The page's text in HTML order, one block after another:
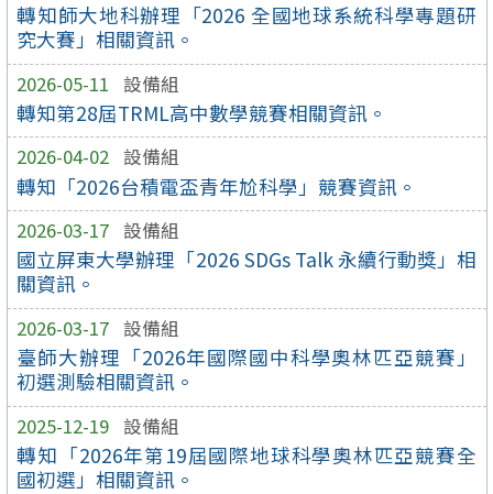
轉知師大地科辦理「2026 全國地球系統科學專題研
究大賽」相關資訊。
2026-05-11 設備組
轉知第28屆TRML高中數學競賽相關資訊。
2026-04-02 設備組
轉知「2026台積電盃青年尬科學」競賽資訊。
2026-03-17 設備組
國立屏東大學辦理「2026 SDGs Talk 永續行動獎」相
關資訊。
2026-03-17 設備組
臺師大辦理「2026年國際國中科學奧林匹亞競賽」
初選測驗相關資訊。
2025-12-19 設備組
轉知「2026年第19屆國際地球科學奧林匹亞競賽全
國初選」相關資訊。